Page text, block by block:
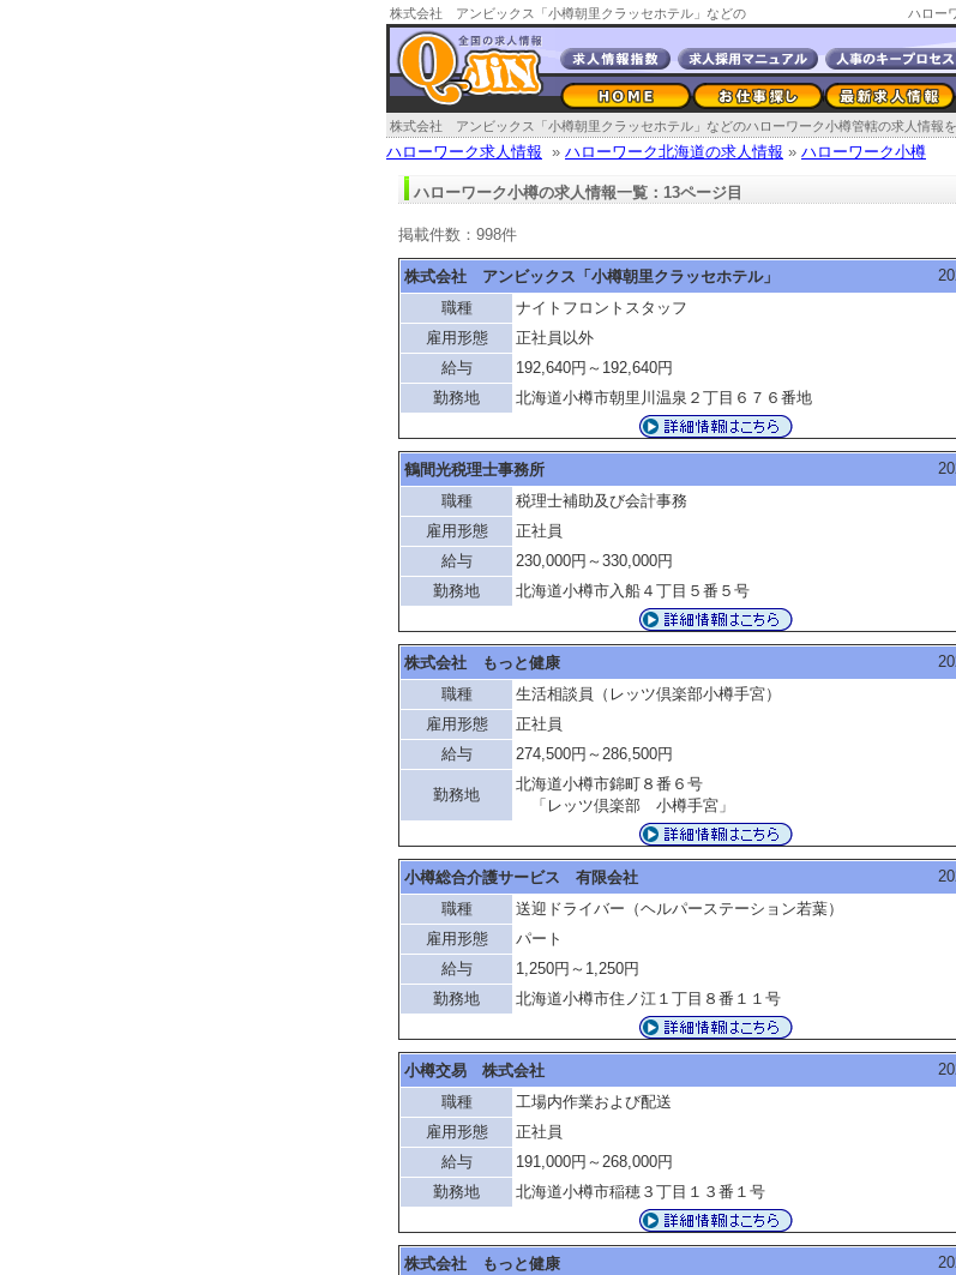
株式会社 アンビックス「小樽朝里クラッセホテル」などの
ハローワーク小樽求人情報
ハロー
ハローワーク求人情報 » ハローワーク北海道の求人情報 » ハローワーク小樽
ハローワーク小樽の求人情報一覧：13ページ目
掲載件数：998件
株式会社 アンビックス「小樽朝里クラッセホテル」
職種
ナイトフロントスタッフ
雇用形態
正社員以外
給与
192,640円～192,640円
勤務地
北海道小樽市朝里川温泉２丁目６７６番地
鶴間光税理士事務所
職種
税理士補助及び会計事務
雇用形態
正社員
給与
230,000円～330,000円
勤務地
北海道小樽市入船４丁目５番５号
株式会社 もっと健康
職種
生活相談員（レッツ倶楽部小樽手宮）
雇用形態
正社員
給与
274,500円～286,500円
勤務地
北海道小樽市錦町８番６号
「レッツ倶楽部 小樽手宮」
小樽総合介護サービス 有限会社
職種
送迎ドライバー（ヘルパーステーション若葉）
雇用形態
パート
給与
1,250円～1,250円
勤務地
北海道小樽市住ノ江１丁目８番１１号
小樽交易 株式会社
職種
工場内作業および配送
雇用形態
正社員
給与
191,000円～268,000円
勤務地
北海道小樽市稲穂３丁目１３番１号
株式会社 もっと健康